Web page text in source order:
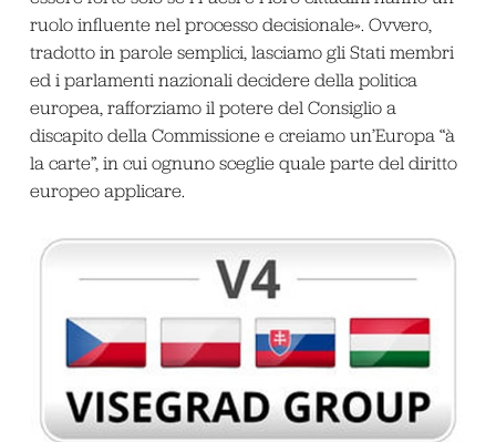
ruolo influente nel processo decisionale». Ovvero,
tradotto in parole semplici, lasciamo gli Stati membri
ed i parlamenti nazionali decidere della politica
europea, rafforziamo il potere del Consiglio a
discapito della Commissione e creiamo un’Europa “à
la carte”, in cui ognuno sceglie quale parte del diritto
europeo applicare.